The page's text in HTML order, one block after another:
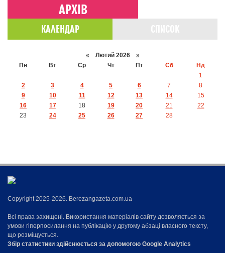
АРХІВ
КАЛЕНДАР
« Лютий 2026 »
Пн
Вт Ср Чт Пт Сб
Нд
1
2
3 4 5 6 7
8
9
10 11 12 13 14
15
16
17 18 19 20 21
22
23
24 25 26 27 28
Copyright 2025-2026. Berezangazeta.com.ua
Всі права захищені. Використання матеріалів сайту дозволяється за
умови гіперпосилання на публікацію у другому абзаці власного тексту,
що розміщується.
Збір статистики здійснюється за допомогою Google Analytics